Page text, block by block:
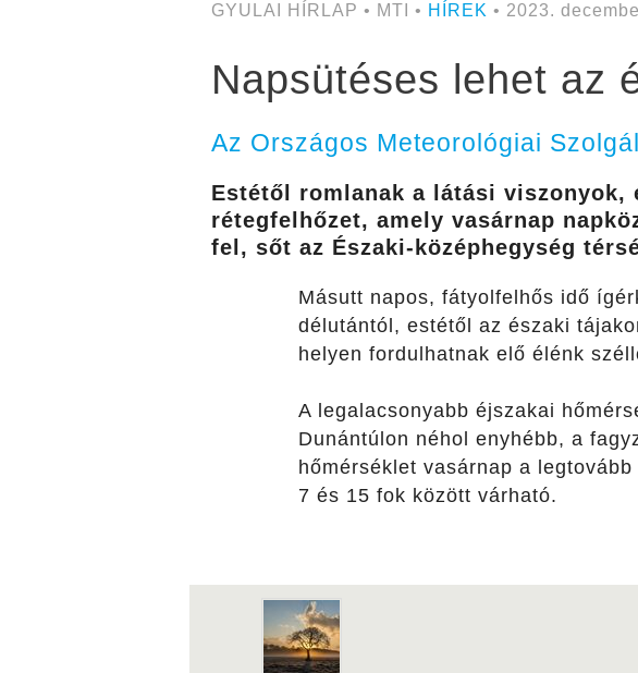
GYULAI HÍRLAP • MTI • HÍREK • 2023.
Napsütéses lehet az
Az Országos Meteorológiai
Estétől romlanak a látási
rétegfelhőzet, amely vasárnap
fel, sőt az Északi-középhegység
Másutt napos, fátyolfelhős idő
délutántól, estétől az északi
helyen fordulhatnak elő élénk
A legalacsonyabb éjszakai
Dunántúlon néhol enyhébb, a
hőmérséklet vasárnap a
7 és 15 fok között várható.